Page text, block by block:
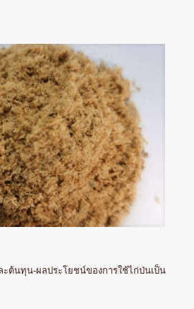
ะต้นทุน-ผลประโยชน์ของการใช้ไก่ป่นเป็น